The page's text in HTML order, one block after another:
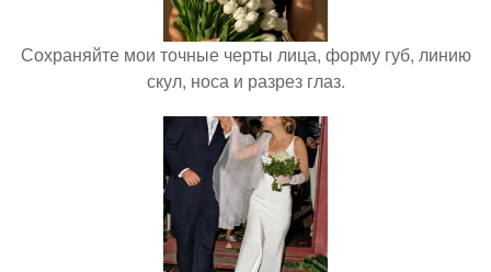
Сохраняйте мои точные черты лица, форму губ, линию
скул, носа и разрез глаз.